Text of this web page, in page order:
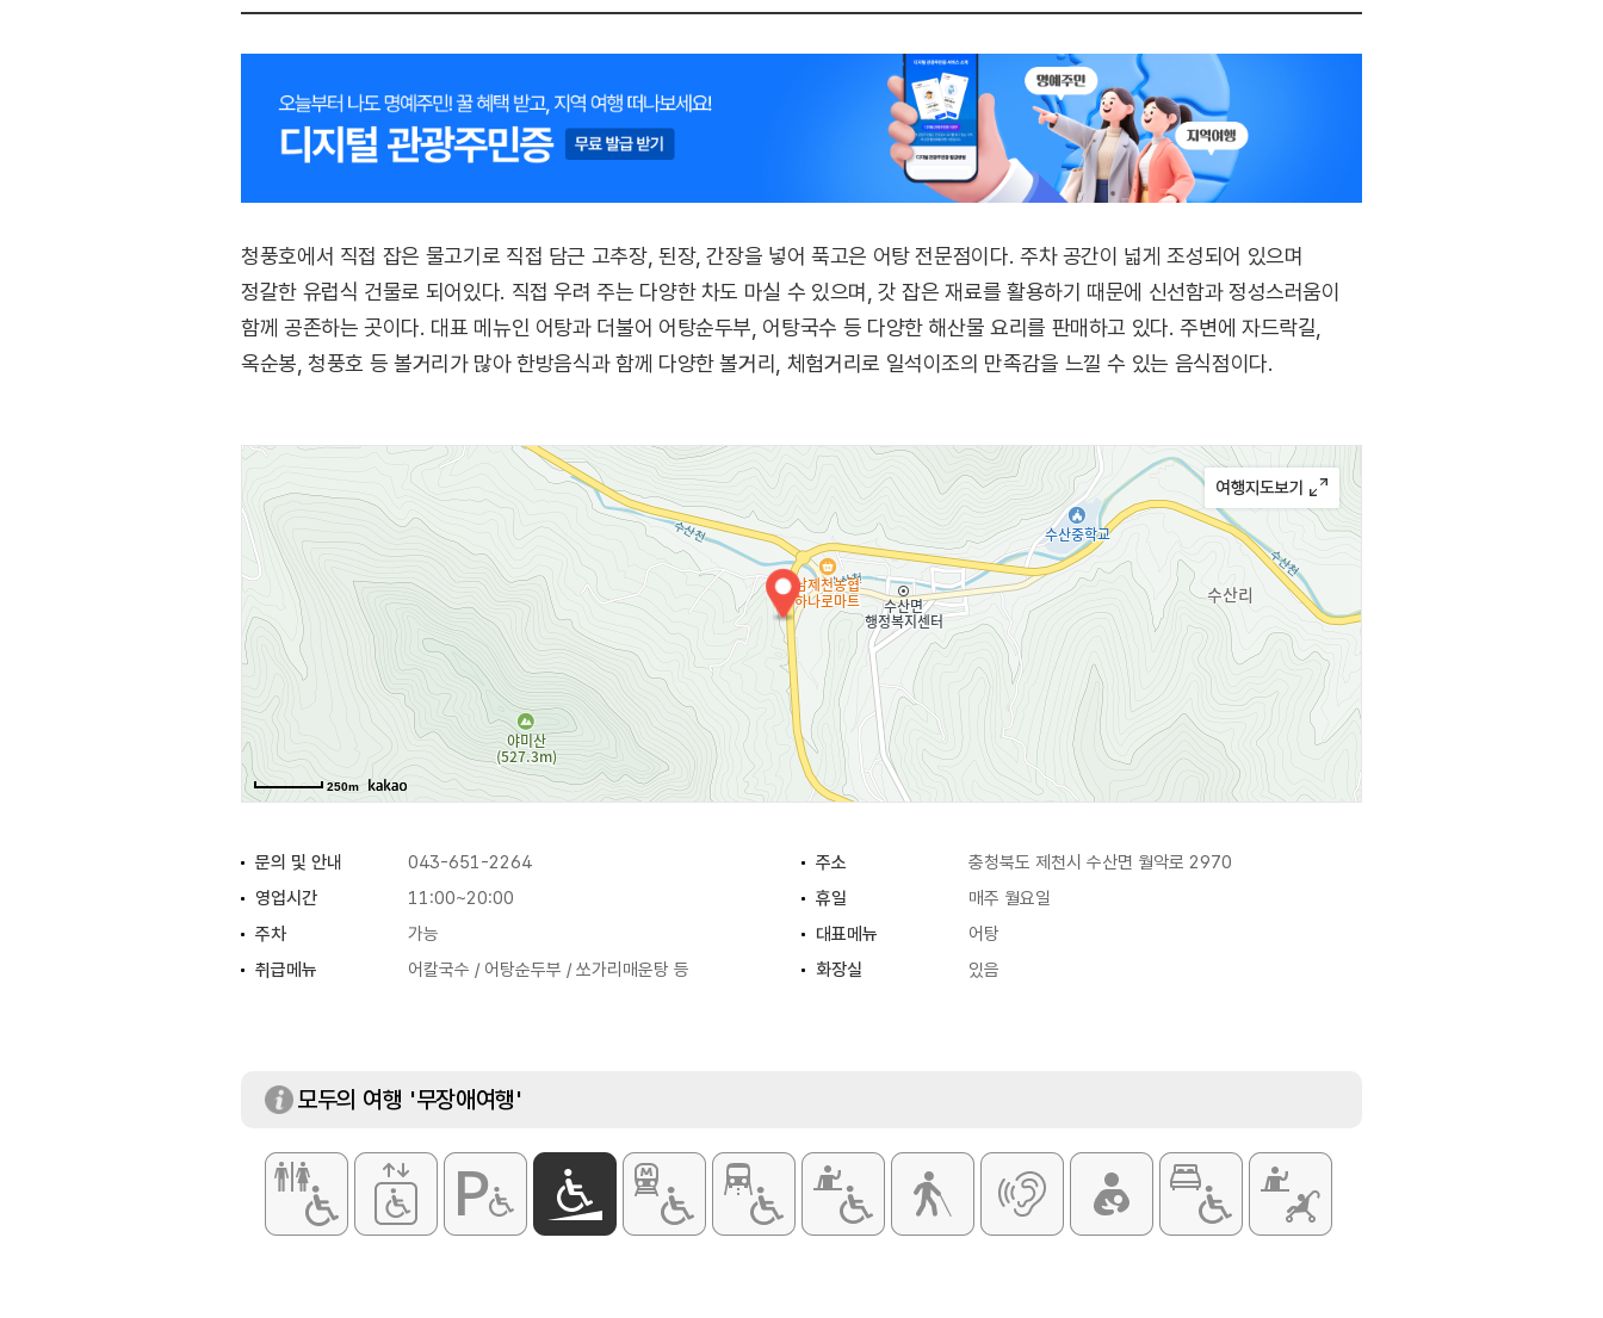
청풍호에서 직접 잡은 물고기로 직접 담근 고추장, 된장, 간장을 넣어 푹고은 어탕 전문점이다. 주차 공간이 넓게 조성되어 있으며
정갈한 유럽식 건물로 되어있다. 직접 우려 주는 다양한 차도 마실 수 있으며, 갓 잡은 재료를 활용하기 때문에 신선함과 정성스러움이
함께 공존하는 곳이다. 대표 메뉴인 어탕과 더불어 어탕순두부, 어탕국수 등 다양한 해산물 요리를 판매하고 있다. 주변에 자드락길,
옥순봉, 청풍호 등 볼거리가 많아 한방음식과 함께 다양한 볼거리, 체험거리로 일석이조의 만족감을 느낄 수 있는 음식점이다.
250m
문의 및 안내 043-651-2264 주소
충청북도 제천시 수산면 월악로 2970
영업시간
11:00~20:00 휴일
매주 월요일
주차
가능 대표메뉴
어탕
취급메뉴
어칼국수 / 어탕순두부 / 쏘가리매운탕 등 화장실 있음
모두의 여행 '무장애여행'